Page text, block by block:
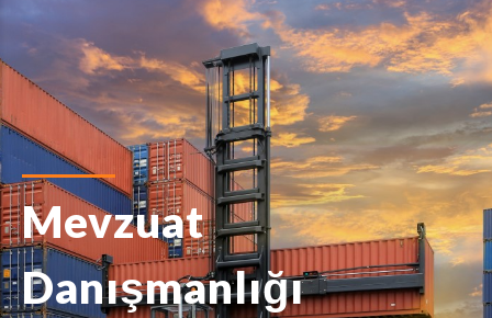
Mevzuat
Danışmanlığı